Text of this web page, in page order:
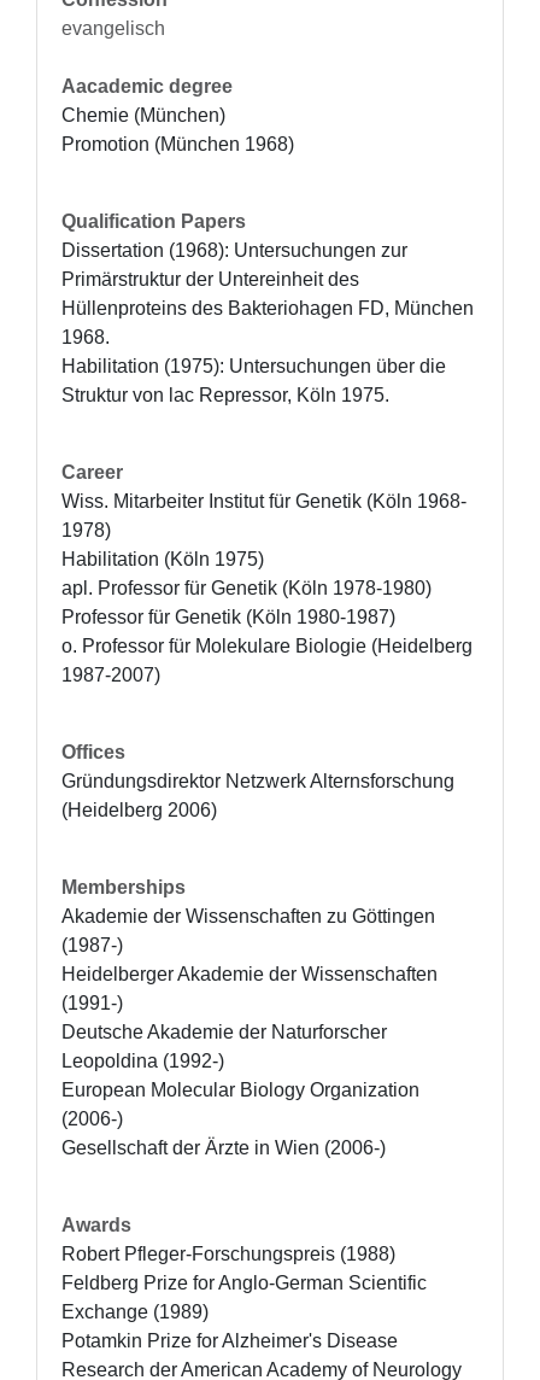
evangelisch
Aacademic degree
Chemie (München)
Promotion (München 1968)
Qualification Papers
Dissertation (1968): Untersuchungen zur
Primärstruktur der Untereinheit des
Hüllenproteins des Bakteriohagen FD, München
1968.
Habilitation (1975): Untersuchungen über die
Struktur von lac Repressor, Köln 1975.
Career
Wiss. Mitarbeiter Institut für Genetik (Köln 1968-
1978)
Habilitation (Köln 1975)
apl. Professor für Genetik (Köln 1978-1980)
Professor für Genetik (Köln 1980-1987)
o. Professor für Molekulare Biologie (Heidelberg
1987-2007)
Offices
Gründungsdirektor Netzwerk Alternsforschung
(Heidelberg 2006)
Memberships
Akademie der Wissenschaften zu Göttingen
(1987-)
Heidelberger Akademie der Wissenschaften
(1991-)
Deutsche Akademie der Naturforscher
Leopoldina (1992-)
European Molecular Biology Organization
(2006-)
Gesellschaft der Ärzte in Wien (2006-)
Awards
Robert Pfleger-Forschungspreis (1988)
Feldberg Prize for Anglo-German Scientific
Exchange (1989)
Potamkin Prize for Alzheimer's Disease
Research der American Academy of Neurology